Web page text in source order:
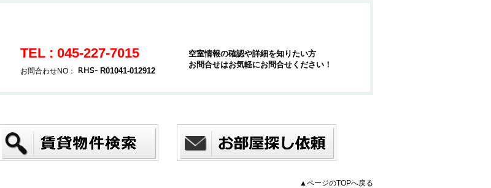
TEL : 045-227-7015
お問合わせNO： R01041-012912
空室情報の確認や詳細を知りたい方
お問合せはお気軽にお問合せください！
▲ページのTOPへ戻る